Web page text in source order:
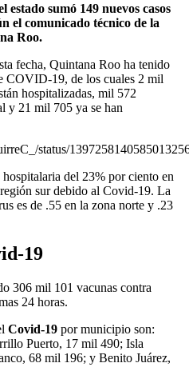
sumó 149 nuevos casos
el comunicado técnico de la
Roo.
fecha, Quintana Roo ha tenido
COVID-19, de los cuales 2 mil
hospitalizadas, mil 572
y 21 mil 705 ya se han
status/
del 23% por ciento en
sur debido al Covid-19. La
es de .55 en la zona norte y .23
19
306 mil 101 vacunas contra
24 horas.
Covid-19 por municipio son:
Puerto, 17 mil 490; Isla
68 mil 196; y Benito Juárez,